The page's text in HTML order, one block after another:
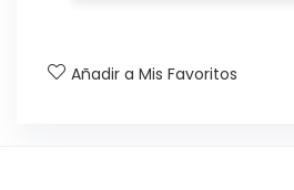
Añadir a Mis Favoritos